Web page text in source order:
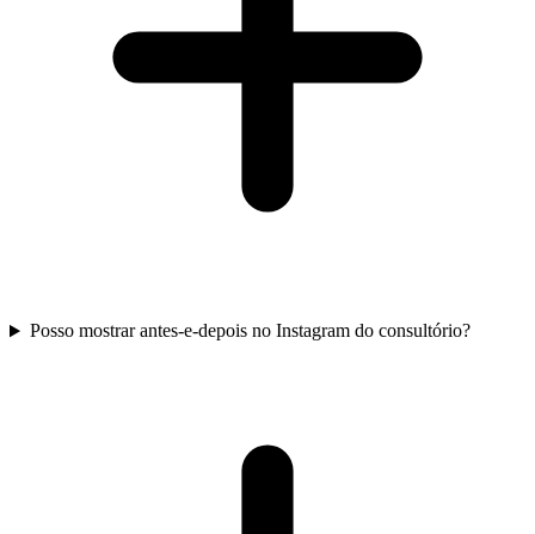
Posso mostrar antes-e-depois no Instagram do consultório?